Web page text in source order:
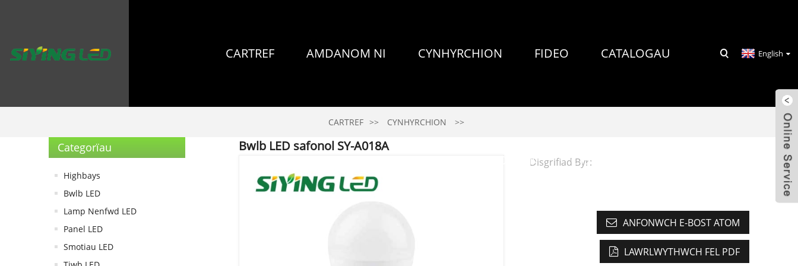
CARTREF AMDANOM NI CYNHYRCHION FIDEO CATALOGAU
NEWYDDION CYSYLLTWCH Â NI
English
CARTREF CYNHYRCHION
Categorïau
Highbays
Bwlb LED
Lamp Nenfwd LED
Panel LED
Smotiau LED
Bwlb LED safonol SY-A018A
Disgrifiad Byr:
ANFONWCH E-BOST ATOM
LAWRLWYTHWCH FEL PDF